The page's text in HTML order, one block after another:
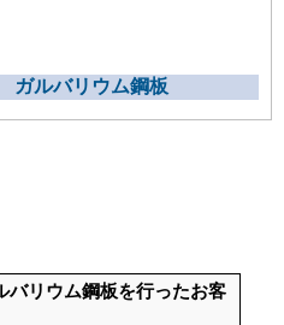
ガルバリウム鋼板
バリウム鋼板を行ったお客